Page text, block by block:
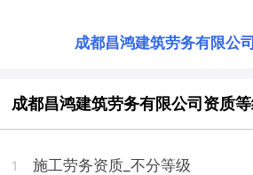
成都昌鸿建筑劳务有限公司
成都昌鸿建筑劳务有限公司资质
1 施工劳务资质_不分等级